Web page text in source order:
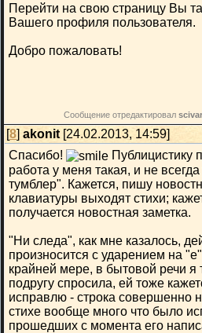
Перейти на свою страницу Вы
Вашего профиля пользователя.
Добро пожаловать!
Сообщение отредактировал
[8] akonit [24.02.2013, 14:59]
Спасибо!
Публицистику
работа у меня такая, и не
тумблер". Кажется, пишу
клавиатуры выходят стихи;
получается новостная заметка.
"Ни следа", как мне казалось,
произносится с ударением на
крайней мере, в бытовой речи я
подругу спросила, ей тоже
исправлю - строка совершенно
стихе вообще много что было
прошедших с момента его